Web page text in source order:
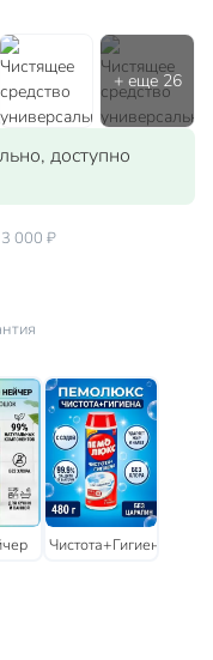
доступно
3 000 ₽
Чистота+Гигиена